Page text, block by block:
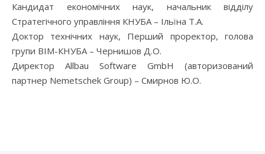
Кандидат економічних наук, начальник відділу
Стратегічного управління КНУБА – Ільїна Т.А.
Доктор технічних наук, Перший проректор, голова
групи ВІМ-КНУБА – Чернишов Д.О.
Директор Allbau Software GmbH (авторизований
партнер Nemetschek Group) – Смирнов Ю.О.